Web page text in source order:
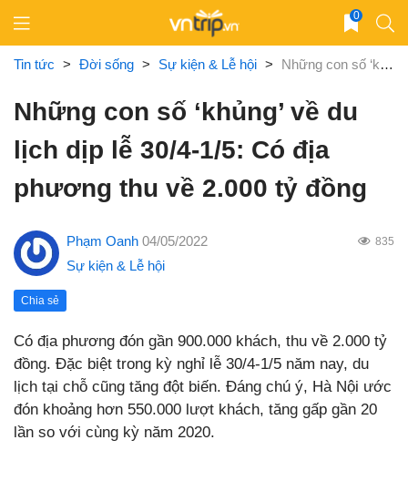
content
0
Tin tức > Đời sống > Sự kiện & Lễ hội > Những con số ‘khủng’ về du lịch dịp lễ 30/4-1/5: Có địa phương thu về 2.000 tỷ đồng
Những con số ‘khủng’ về du
lịch dịp lễ 30/4-1/5: Có địa
phương thu về 2.000 tỷ đồng
Phạm Oanh 04/05/2022 835
Sự kiện & Lễ hội
Chia sẻ
Có địa phương đón gần 900.000 khách, thu về 2.000 tỷ
đồng. Đặc biệt trong kỳ nghỉ lễ 30/4-1/5 năm nay, du
lịch tại chỗ cũng tăng đột biến. Đáng chú ý, Hà Nội ước
đón khoảng hơn 550.000 lượt khách, tăng gấp gần 20
lần so với cùng kỳ năm 2020.